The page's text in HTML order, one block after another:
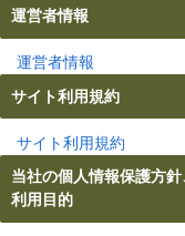
運営者情報
運営者情報
サイト利用規約
サイト利用規約
当社の個人情報保護方
利用目的